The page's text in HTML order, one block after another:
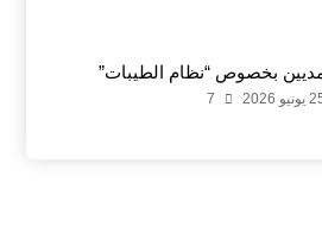
بخصوص “نظام الطيبات”
2026
7